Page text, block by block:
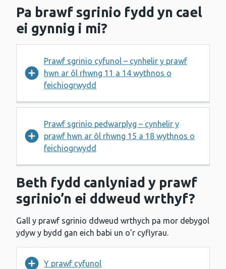
Pa brawf sgrinio fydd yn cael
ei gynnig i mi?
Prawf sgrinio cyfunol – cynhelir y prawf
hwn ar ôl rhwng 11 a 14 wythnos o
feichiogrwydd
Prawf sgrinio pedwarplyg – cynhelir y
prawf hwn ar ôl rhwng 15 a 18 wythnos o
feichiogrwydd
Beth fydd canlyniad y prawf
sgrinio’n ei ddweud wrthyf?
Gall y prawf sgrinio ddweud wrthych pa mor debygol
ydyw y bydd gan eich babi un o’r cyflyrau.
Y prawf cyfunol